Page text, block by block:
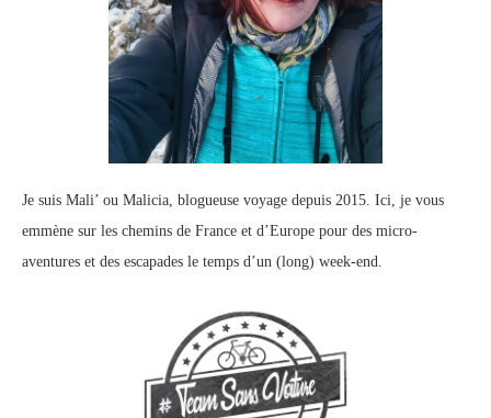
Je suis Mali’ ou Malicia, blogueuse voyage depuis 2015. Ici, je vous
emmène sur les chemins de France et d’Europe pour des micro-
aventures et des escapades le temps d’un (long) week-end.